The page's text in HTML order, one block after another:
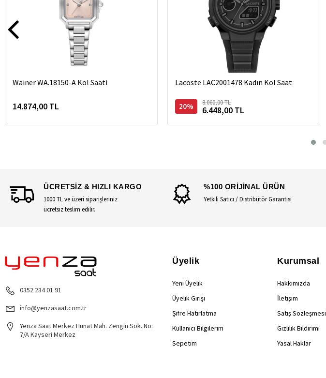
Wainer WA.18150-A Kol Saati
14.874,00 TL
Lacoste LAC2001478 Kadın Kol Saat
20% 8.060,00 TL
6.448,00 TL
ÜCRETSİZ & HIZLI KARGO
1000 TL ve üzeri siparişleriniz
ücretsiz teslim edilir.
%100 ORİJİNAL ÜRÜN
Yetkili Satıcı / Distribütör Garantisi
0352 234 01 91
info@yenzasaat.com.tr
Yenza Saat Merkez Hunat Mah. Zengin Sok. No:
7/A Kayseri Merkez
Üyelik
Yeni Üyelik
Üyelik Girişi
Şifre Hatırlatma
Kullanıcı Bilgilerim
Sepetim
Kurumsal
Hakkımızda
İletişim
Satış Sözleşmesi
Gizlilik Bildirimi
Yasal Haklar